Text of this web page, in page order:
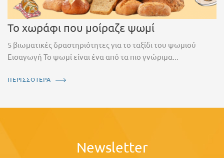
Το χωράφι που μοίραζε ψωμί
5 βιωματικές δραστηριότητες για το ταξίδι του ψωμιού
Εισαγωγή Το ψωμί είναι ένα από τα πιο γνώριμα...
ΠΕΡΙΣΣΟΤΕΡΑ
Newsletter